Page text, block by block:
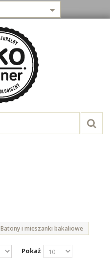
Batony i mieszanki bakaliowe
Pokaż